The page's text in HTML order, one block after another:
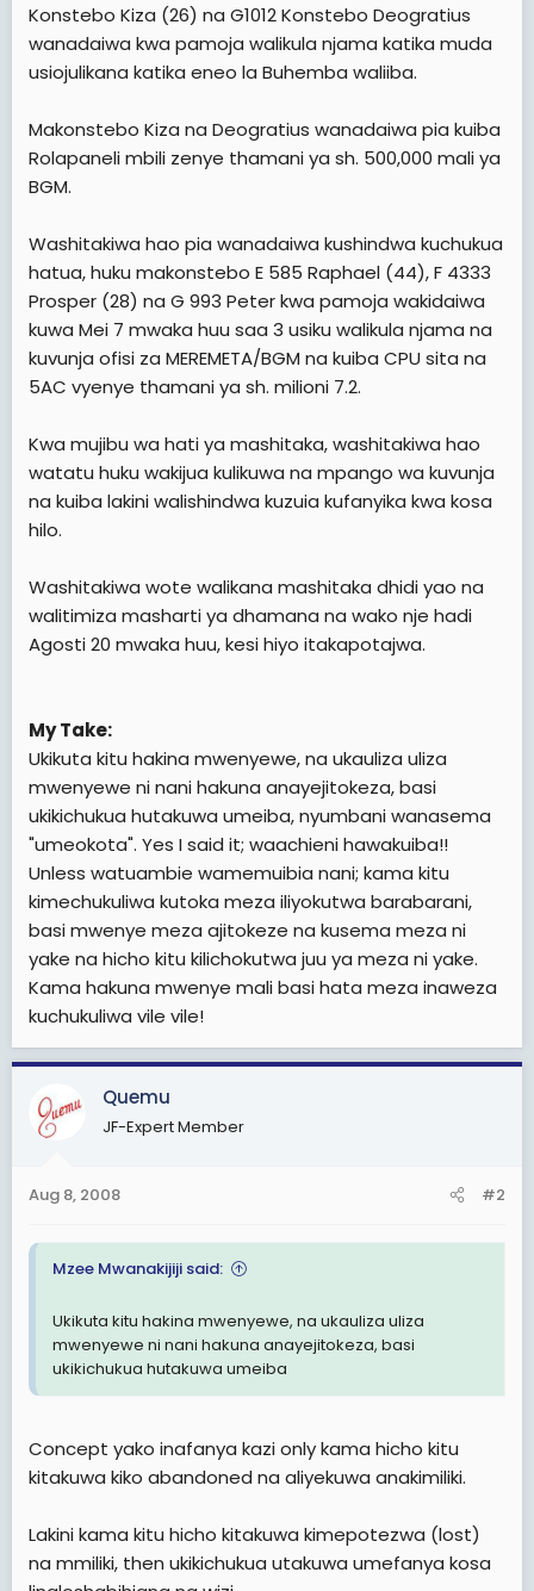
Konstebo Kiza (26) na G1012 Konstebo Deogratius
wanadaiwa kwa pamoja walikula njama katika muda
usiojulikana katika eneo la Buhemba waliiba.
Makonstebo Kiza na Deogratius wanadaiwa pia kuiba
Rolapaneli mbili zenye thamani ya sh. 500,000 mali ya
BGM.
Washitakiwa hao pia wanadaiwa kushindwa kuchukua
hatua, huku makonstebo E 585 Raphael (44), F 4333
Prosper (28) na G 993 Peter kwa pamoja wakidaiwa
kuwa Mei 7 mwaka huu saa 3 usiku walikula njama na
kuvunja ofisi za MEREMETA/BGM na kuiba CPU sita na
5AC vyenye thamani ya sh. milioni 7.2.
Kwa mujibu wa hati ya mashitaka, washitakiwa hao
watatu huku wakijua kulikuwa na mpango wa kuvunja
na kuiba lakini walishindwa kuzuia kufanyika kwa kosa
hilo.
Washitakiwa wote walikana mashitaka dhidi yao na
walitimiza masharti ya dhamana na wako nje hadi
Agosti 20 mwaka huu, kesi hiyo itakapotajwa.
My Take:
Ukikuta kitu hakina mwenyewe, na ukauliza uliza
mwenyewe ni nani hakuna anayejitokeza, basi
ukikichukua hutakuwa umeiba, nyumbani wanasema
"umeokota". Yes I said it; waachieni hawakuiba!!
Unless watuambie wamemuibia nani; kama kitu
kimechukuliwa kutoka meza iliyokutwa barabarani,
basi mwenye meza ajitokeze na kusema meza ni
yake na hicho kitu kilichokutwa juu ya meza ni yake.
Kama hakuna mwenye mali basi hata meza inaweza
kuchukuliwa vile vile!
Quemu
JF-Expert Member
Aug 8, 2008 #2
Mzee Mwanakijiji said:
Ukikuta kitu hakina mwenyewe, na ukauliza uliza
mwenyewe ni nani hakuna anayejitokeza, basi
ukikichukua hutakuwa umeiba
Concept yako inafanya kazi only kama hicho kitu
kitakuwa kiko abandoned na aliyekuwa anakimiliki.
Lakini kama kitu hicho kitakuwa kimepotezwa (lost)
na mmiliki, then ukikichukua utakuwa umefanya kosa